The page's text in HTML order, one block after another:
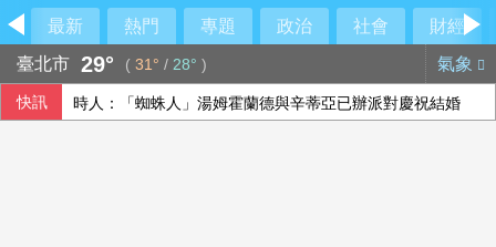
最新 熱門 專題 政治 社會
財經
臺北市 29° ( 31° / 28° ) 氣象
快訊 時人：「蜘蛛人」湯姆霍蘭德與辛蒂亞已辦派對慶祝結婚